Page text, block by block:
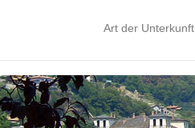
Art der Unterkunft